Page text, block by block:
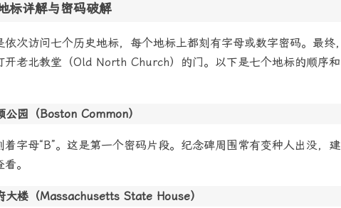
标详解与密码破解
次访问七个历史地标，每个地标上都刻有字母或数字密码。最终，
开老北教堂（Old North Church）的门。以下是七个地标的顺序和
公园（Boston Common）
字母“B”。这是第一个密码片段。纪念碑周围常有变种人出没，建
。
大楼（Massachusetts State House）